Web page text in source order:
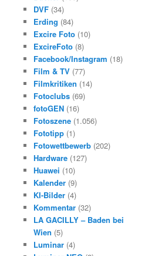
DVF (34)
Erding (84)
Excire Foto (10)
ExcireFoto (8)
Facebook/Instagram (18)
Film & TV (77)
Filmkritiken (14)
Fotoclubs (69)
fotoGEN (16)
Fotoszene (1.056)
Fototipp (1)
Fotowettbewerb (202)
Hardware (127)
Huawei (10)
Kalender (9)
KI-Bilder (4)
Kommentar (32)
LA GACILLY – Baden bei
Wien (5)
Luminar (4)